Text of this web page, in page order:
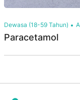
Dewasa (18-59 Tahun)
Paracetamol